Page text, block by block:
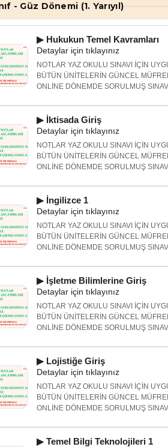
- Güz Dönemi (1. Yarıyıl)
▶ Hukukun Temel Kavramları
Detaylar için tıklayınız
NOTLAR YAZ OKULU SINAVI İÇİN
BÜTÜN ÜNİTELERİN GÜNCEL
ONLİNE DÖNEMDE SORULMUŞ
▶ İktisada Giriş
Detaylar için tıklayınız
NOTLAR YAZ OKULU SINAVI İÇİN
BÜTÜN ÜNİTELERİN GÜNCEL
ONLİNE DÖNEMDE SORULMUŞ
▶ İngilizce 1
Detaylar için tıklayınız
NOTLAR YAZ OKULU SINAVI İÇİN
BÜTÜN ÜNİTELERİN GÜNCEL
ONLİNE DÖNEMDE SORULMUŞ
▶ İşletme Bilimlerine Giriş
Detaylar için tıklayınız
NOTLAR YAZ OKULU SINAVI İÇİN
BÜTÜN ÜNİTELERİN GÜNCEL
ONLİNE DÖNEMDE SORULMUŞ
▶ Lojistiğe Giriş
Detaylar için tıklayınız
NOTLAR YAZ OKULU SINAVI İÇİN
BÜTÜN ÜNİTELERİN GÜNCEL
ONLİNE DÖNEMDE SORULMUŞ
▶ Temel Bilgi Teknolojileri 1